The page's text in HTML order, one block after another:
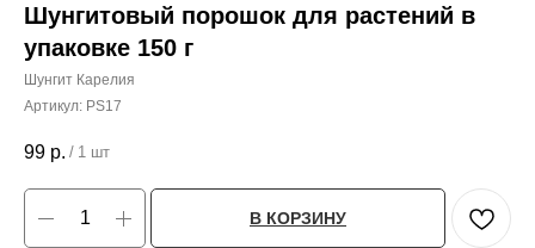
Шунгитовый порошок для растений в
упаковке 150 г
Шунгит Карелия
Артикул: PS17
99 р. / 1 шт
В КОРЗИНУ